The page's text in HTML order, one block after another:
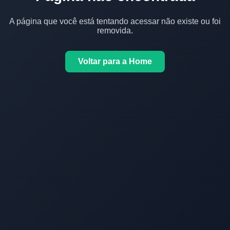
A página que você está tentando acessar não existe ou foi
removida.
Voltar para a Home